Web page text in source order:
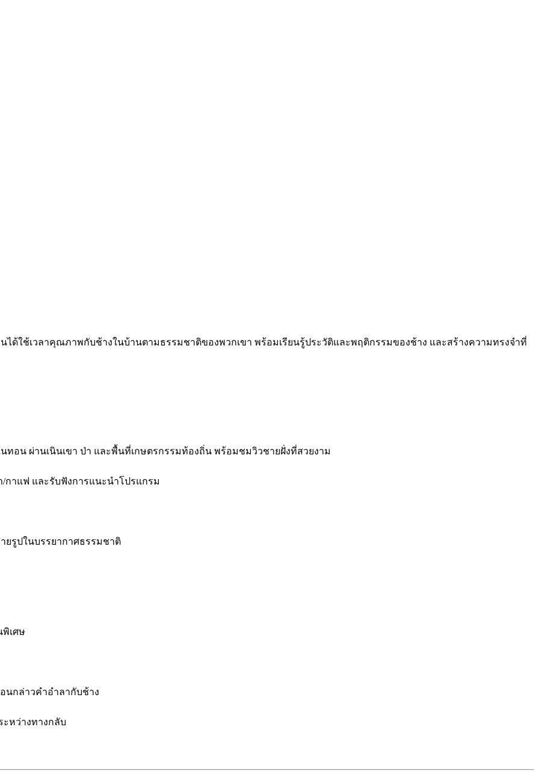
อนได้ใช้เวลาคุณภาพกับช้างในบ้านตามธรรมชาติของพวกเขา พร้อมเรียนรู้ประวัติและพฤติกรรมของช้าง และสร้างความทรงจำที่
นทอน ผ่านเนินเขา ป่า และพื้นที่เกษตรกรรมท้องถิ่น พร้อมชมวิวชายฝั่งที่สวยงาม
า/กาแฟ และรับฟังการแนะนำโปรแกรม
ยรูปในบรรยากาศธรรมชาติ
พิเศษ
นกล่าวคำอำลากับช้าง
ะหว่างทางกลับ